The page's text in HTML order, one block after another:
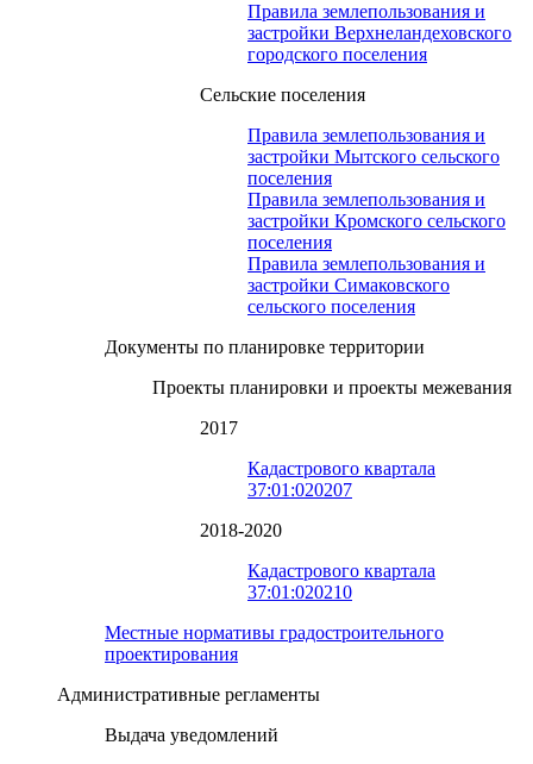
Правила землепользования и
застройки Верхнеландеховского
городского поселения
Сельские поселения
Правила землепользования и
застройки Мытского сельского
поселения
Правила землепользования и
застройки Кромского сельского
поселения
Правила землепользования и
застройки Симаковского
сельского поселения
Документы по планировке территории
Проекты планировки и проекты межевания
2017
Кадастрового квартала
37:01:020207
2018-2020
Кадастрового квартала
37:01:020210
Местные нормативы градостроительного
проектирования
Административные регламенты
Выдача уведомлений